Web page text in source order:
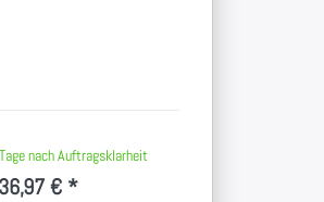
nach Auftragsklarheit
€ *